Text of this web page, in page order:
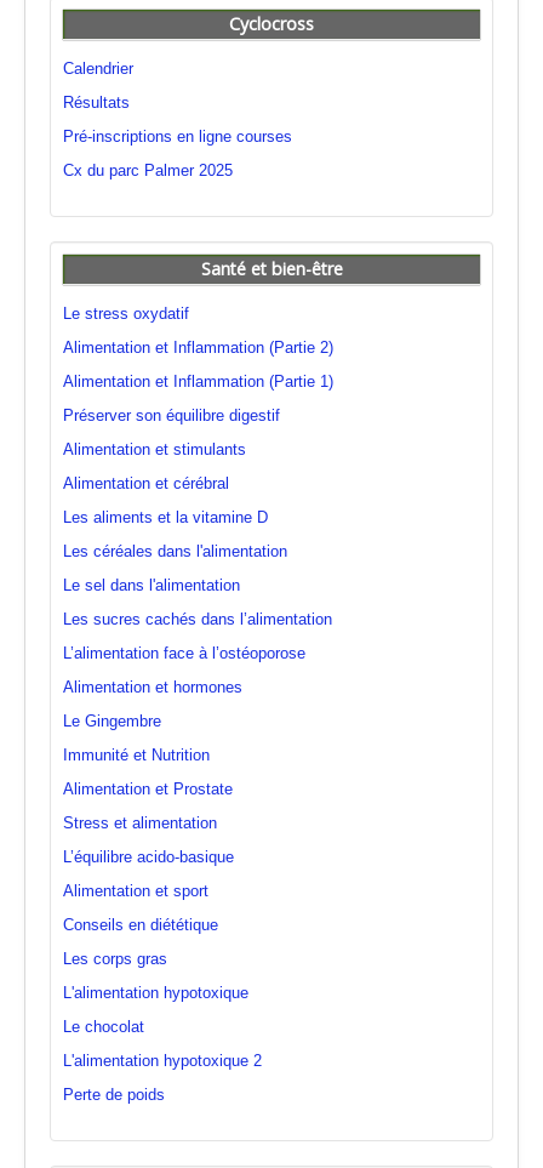
Cyclocross
Calendrier
Résultats
Pré-inscriptions en ligne courses
Cx du parc Palmer 2025
Santé et bien-être
Le stress oxydatif
Alimentation et Inflammation (Partie 2)
Alimentation et Inflammation (Partie 1)
Préserver son équilibre digestif
Alimentation et stimulants
Alimentation et cérébral
Les aliments et la vitamine D
Les céréales dans l'alimentation
Le sel dans l'alimentation
Les sucres cachés dans l’alimentation
L’alimentation face à l’ostéoporose
Alimentation et hormones
Le Gingembre
Immunité et Nutrition
Alimentation et Prostate
Stress et alimentation
L’équilibre acido-basique
Alimentation et sport
Conseils en diététique
Les corps gras
L'alimentation hypotoxique
Le chocolat
L'alimentation hypotoxique 2
Perte de poids